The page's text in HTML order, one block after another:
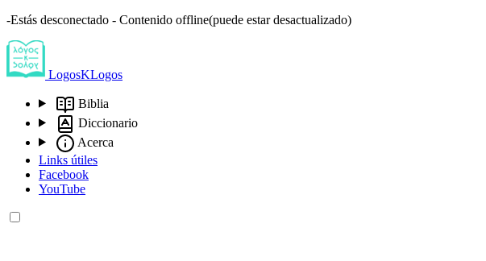
-Estás desconectado - Contenido offline(puede estar desactualizado)
LogosKLogos
Biblia
Diccionario
Acerca
Links útiles
Facebook
YouTube